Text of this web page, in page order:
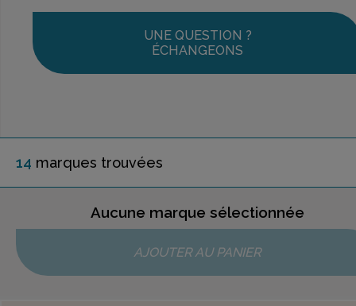
UNE QUESTION ?
ÉCHANGEONS
14 marques trouvées
Aucune marque sélectionnée
AJOUTER AU PANIER